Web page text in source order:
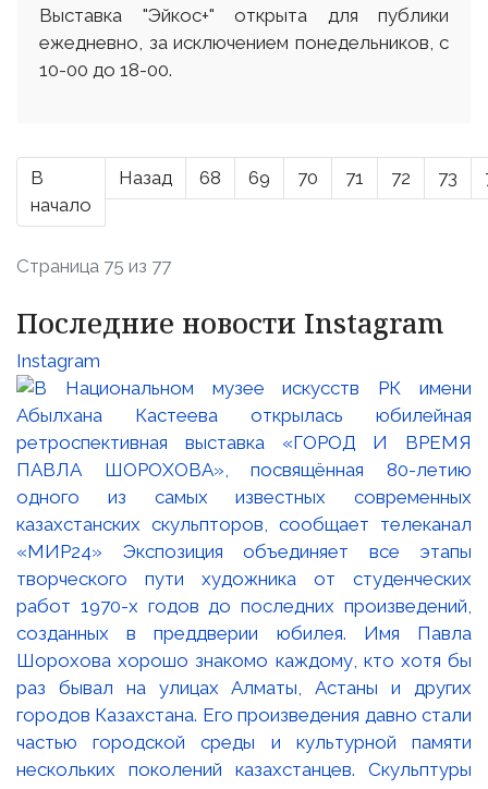
Выставка "Эйкос+" открыта для публики
ежедневно, за исключением понедельников, с
10-00 до 18-00.
В
начало
Назад 68 69 70 71 72 73
Страница 75 из 77
Последние новости Instagram
Instagram